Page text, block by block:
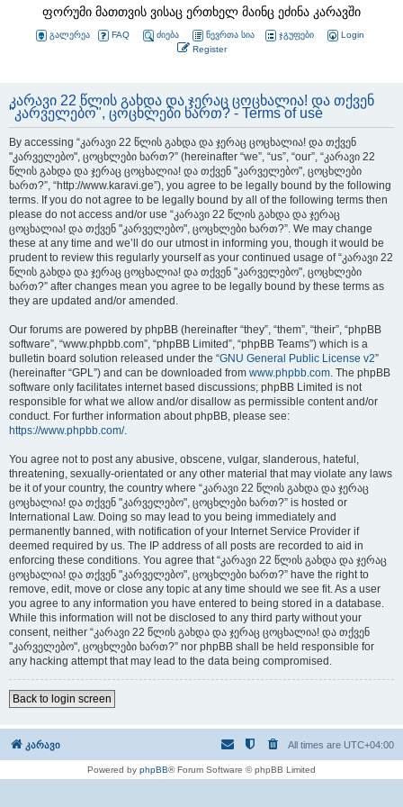
ფორუმი მათთვის ვისაც ერთხელ მაინც ეძინა კარავში
გალერეა FAQ ძიება წევრთა სია ჯგუფები
Login
Register
კარავი 22 წლის გახდა და ჯერაც ცოცხალია! და თქვენ
"კარველებო", ცოცხლები ხართ? - Terms of use
By accessing “კარავი 22 წლის გახდა და ჯერაც ცოცხალია! და თქვენ
"კარველებო", ცოცხლები ხართ?” (hereinafter “we”, “us”, “our”, “კარავი 22
წლის გახდა და ჯერაც ცოცხალია! და თქვენ "კარველებო", ცოცხლები
ხართ?”, “http://www.karavi.ge”), you agree to be legally bound by the following
terms. If you do not agree to be legally bound by all of the following terms then
please do not access and/or use “კარავი 22 წლის გახდა და ჯერაც
ცოცხალია! და თქვენ "კარველებო", ცოცხლები ხართ?”. We may change
these at any time and we’ll do our utmost in informing you, though it would be
prudent to review this regularly yourself as your continued usage of “კარავი 22
წლის გახდა და ჯერაც ცოცხალია! და თქვენ "კარველებო", ცოცხლები
ხართ?” after changes mean you agree to be legally bound by these terms as
they are updated and/or amended.
Our forums are powered by phpBB (hereinafter “they”, “them”, “their”, “phpBB
software”, “www.phpbb.com”, “phpBB Limited”, “phpBB Teams”) which is a
bulletin board solution released under the “GNU General Public License v2”
(hereinafter “GPL”) and can be downloaded from www.phpbb.com. The phpBB
software only facilitates internet based discussions; phpBB Limited is not
responsible for what we allow and/or disallow as permissible content and/or
conduct. For further information about phpBB, please see:
https://www.phpbb.com/.
You agree not to post any abusive, obscene, vulgar, slanderous, hateful,
threatening, sexually-orientated or any other material that may violate any laws
be it of your country, the country where “კარავი 22 წლის გახდა და ჯერაც
ცოცხალია! და თქვენ "კარველებო", ცოცხლები ხართ?” is hosted or
International Law. Doing so may lead to you being immediately and
permanently banned, with notification of your Internet Service Provider if
deemed required by us. The IP address of all posts are recorded to aid in
enforcing these conditions. You agree that “კარავი 22 წლის გახდა და ჯერაც
ცოცხალია! და თქვენ "კარველებო", ცოცხლები ხართ?” have the right to
remove, edit, move or close any topic at any time should we see fit. As a user
you agree to any information you have entered to being stored in a database.
While this information will not be disclosed to any third party without your
consent, neither “კარავი 22 წლის გახდა და ჯერაც ცოცხალია! და თქვენ
"კარველებო", ცოცხლები ხართ?” nor phpBB shall be held responsible for
any hacking attempt that may lead to the data being compromised.
Back to login screen
კარავი All times are UTC+04:00
Powered by phpBB® Forum Software © phpBB Limited